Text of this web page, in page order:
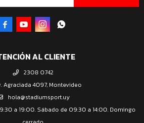
AL CLIENTE
2308 0742
Agraciada 4097, Montevideo
hola@stadiumsport.uy
a 19:00. Sábado de 09:30 a 14:00. Domingo
   